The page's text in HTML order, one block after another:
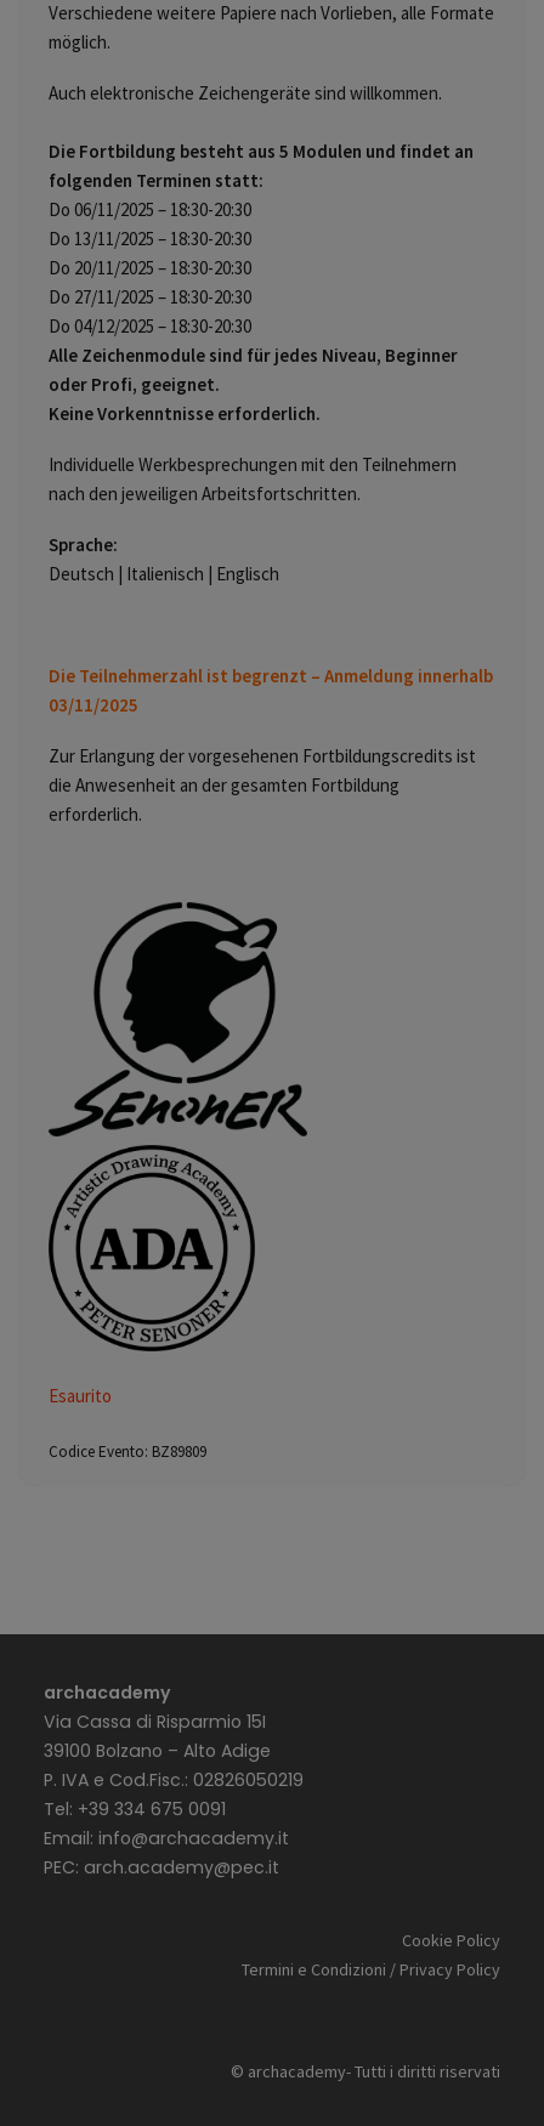
Verschiedene weitere Papiere nach Vorlieben, alle Formate
möglich.
Auch elektronische Zeichengeräte sind willkommen.
Die Fortbildung besteht aus 5 Modulen und findet an
folgenden Terminen statt:
Do 06/11/2025 – 18:30-20:30
Do 13/11/2025 – 18:30-20:30
Do 20/11/2025 – 18:30-20:30
Do 27/11/2025 – 18:30-20:30
Do 04/12/2025 – 18:30-20:30
Alle Zeichenmodule sind für jedes Niveau, Beginner
oder Profi, geeignet.
Keine Vorkenntnisse erforderlich.
Individuelle Werkbesprechungen mit den Teilnehmern
nach den jeweiligen Arbeitsfortschritten.
Sprache:
Deutsch | Italienisch | Englisch
Die Teilnehmerzahl ist begrenzt – Anmeldung innerhalb
03/11/2025
Zur Erlangung der vorgesehenen Fortbildungscredits ist
die Anwesenheit an der gesamten Fortbildung
erforderlich.
Esaurito
Codice Evento: BZ89809
archacademy
Via Cassa di Risparmio 15I
39100 Bolzano – Alto Adige
P. IVA e Cod.Fisc.: 02826050219
Tel: +39 334 675 0091
Email: info@archacademy.it
PEC: arch.academy@pec.it
Cookie Policy
Termini e Condizioni / Privacy Policy
© archacademy- Tutti i diritti riservati